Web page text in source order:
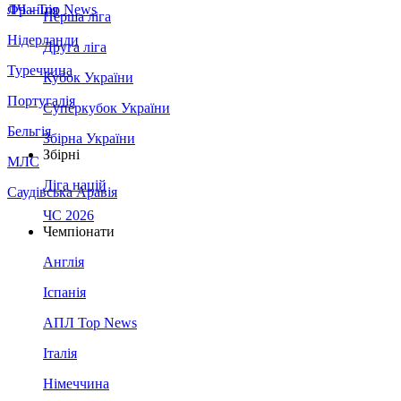
Франція
Нідерланди
Туреччина
Португалія
Бельгія
МЛС
Саудівська Аравія
ЛЧ - Top News
Перша ліга
Друга ліга
Кубок України
Суперкубок України
Збірна України
Збірні
Ліга націй
ЧС 2026
Чемпіонати
Англія
Іспанія
АПЛ Top News
Італія
Німеччина